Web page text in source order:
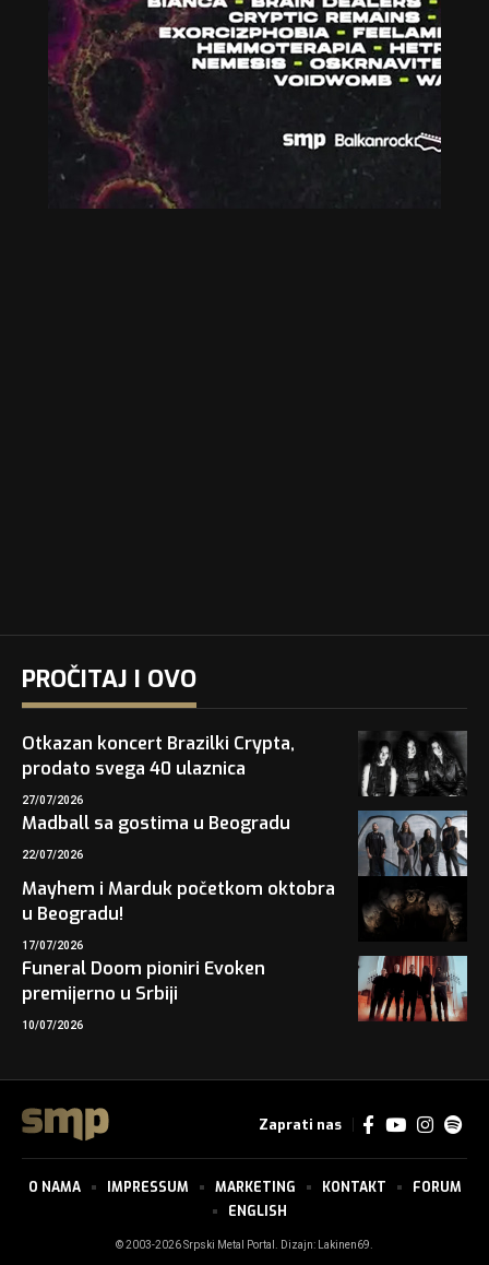
PROČITAJ I OVO
Otkazan koncert Brazilki Crypta,
prodato svega 40 ulaznica
27/07/2026
Madball sa gostima u Beogradu
22/07/2026
Mayhem i Marduk početkom oktobra
u Beogradu!
17/07/2026
Funeral Doom pioniri Evoken
premijerno u Srbiji
10/07/2026
Zaprati nas
© 2003-2026 Srpski Metal Portal. Dizajn: Lakinen69.
O NAMA IMPRESSUM MARKETING KONTAKT
FORUM
ENGLISH